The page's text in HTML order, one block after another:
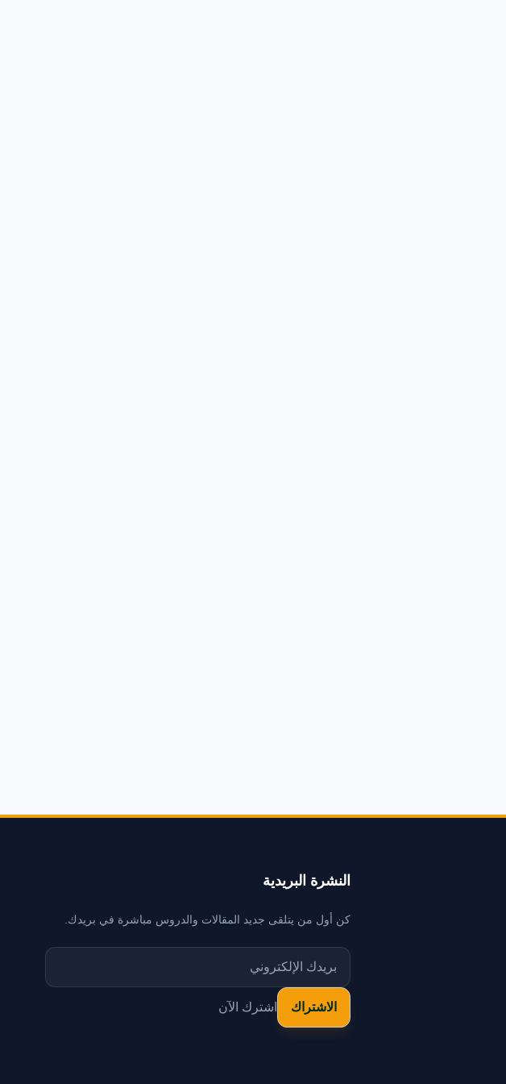
النشرة البريدية
كن أول من يتلقى جديد المقالات والدروس مباشرة في بريدك.
اشترك الآن